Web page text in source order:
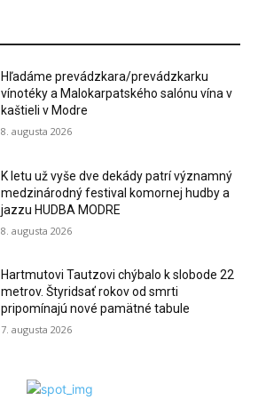
Hľadáme prevádzkara/prevádzkarku
vínotéky a Malokarpatského salónu vína v
kaštieli v Modre
8. augusta 2026
K letu už vyše dve dekády patrí významný
medzinárodný festival komornej hudby a
jazzu HUDBA MODRE
8. augusta 2026
Hartmutovi Tautzovi chýbalo k slobode 22
metrov. Štyridsať rokov od smrti
pripomínajú nové pamätné tabule
7. augusta 2026